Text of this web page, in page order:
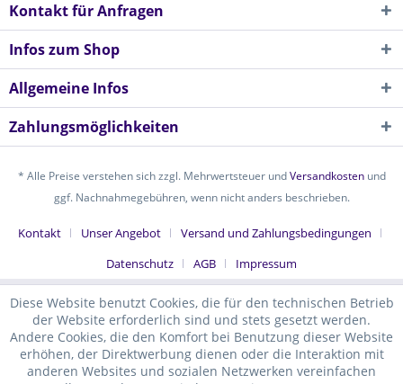
Kontakt für Anfragen
Infos zum Shop
Allgemeine Infos
Zahlungsmöglichkeiten
* Alle Preise verstehen sich zzgl. Mehrwertsteuer undVersandkostenund
ggf. Nachnahmegebühren, wenn nicht anders beschrieben.
Kontakt Unser Angebot
Versand und Zahlungsbedingungen
Datenschutz
AGB Impressum
Diese Website benutzt Cookies, die für den technischen Betrieb
der Website erforderlich sind und stets gesetzt werden.
Andere Cookies, die den Komfort bei Benutzung dieser Website
erhöhen, der Direktwerbung dienen oder die Interaktion mit
anderen Websites und sozialen Netzwerken vereinfachen